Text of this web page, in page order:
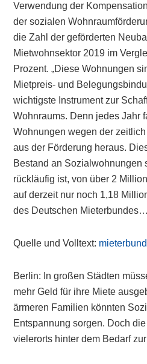
Verwendung der
der sozialen
die Zahl der geförderten
Mietwohnsektor 2019 im
Prozent. „Diese Wohnungen
Mietpreis- und
wichtigste Instrument zur
Wohnraums. Denn jedes Jahr
Wohnungen wegen der
aus der Förderung heraus.
Bestand an Sozialwohnungen
rückläufig ist, von über 2
auf derzeit nur noch 1,18
des Deutschen
Quelle und Volltext:
Berlin: In großen Städten
mehr Geld für ihre Miete
ärmeren Familien könnten
Entspannung sorgen. Doch
vielerorts hinter dem Bedarf